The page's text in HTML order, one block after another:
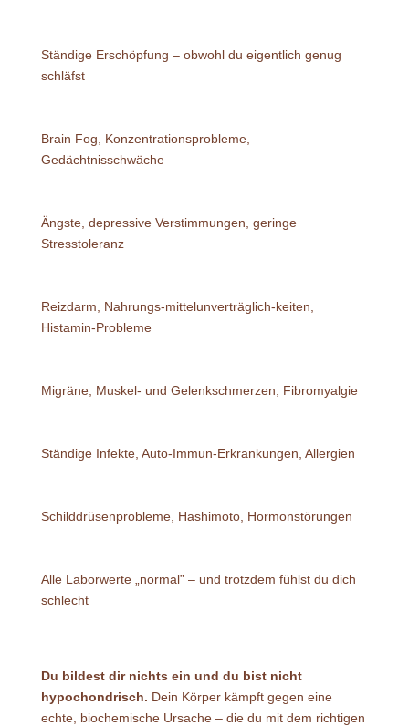
Ständige Erschöpfung – obwohl du eigentlich genug
schläfst
Brain Fog, Konzentrationsprobleme,
Gedächtnisschwäche
Ängste, depressive Verstimmungen, geringe
Stresstoleranz
Reizdarm, Nahrungs-mittelunverträglich-keiten,
Histamin-Probleme
Migräne, Muskel- und Gelenkschmerzen, Fibromyalgie
Ständige Infekte, Auto-Immun-Erkrankungen, Allergien
Schilddrüsenprobleme, Hashimoto, Hormonstörungen
Alle Laborwerte „normal” – und trotzdem fühlst du dich
schlecht
Du bildest dir nichts ein und du bist nicht
hypochondrisch. Dein Körper kämpft gegen eine
echte, biochemische Ursache – die du mit dem richtigen